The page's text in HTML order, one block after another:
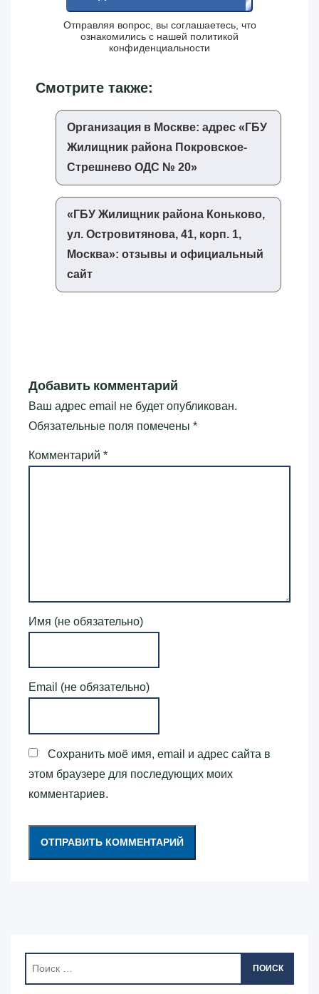
Отправляя вопрос, вы соглашаетесь, что
ознакомились с нашей политикой
конфиденциальности
Смотрите также:
Организация в Москве: адрес «‎ГБУ
Жилищник района Покровское-
Стрешнево ОДС № 20»‎
«‎ГБУ Жилищник района Коньково,
ул. Островитянова, 41, корп. 1,
Москва»‎: отзывы и официальный
сайт
Добавить комментарий
Ваш адрес email не будет опубликован.
Обязательные поля помечены *
Комментарий *
Имя (не обязательно)
Email (не обязательно)
Сохранить моё имя, email и адрес сайта в
этом браузере для последующих моих
комментариев.
ПОИСК